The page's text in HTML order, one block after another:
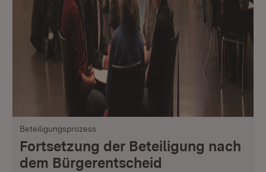
Beteiligungsprozess
Fortsetzung der Beteiligung nach
dem Bürgerentscheid